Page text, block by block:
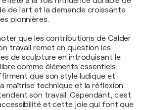
de l'art et la demande croissante
pionnières.
que les contributions de Calder
travail remet en question les
de sculpture en introduisant le
comme éléments essentiels.
que son style ludique et
maîtrise technique et la réflexion
son travail. Cependant, c'est
et cette joie qui font que